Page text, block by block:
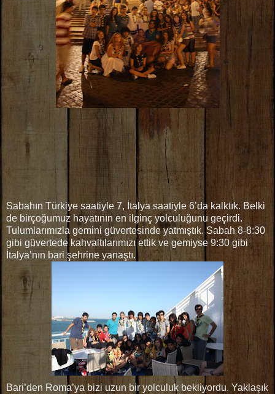
Sabahın Türkiye saatiyle 7, İtalya saatiyle 6’da kalktık. Belki
de birçoğumuz hayatının en ilginç yolculuğunu geçirdi.
Tulumlarımızla gemini güvertesinde yatmıştık. Sabah 8-8:30
gibi güvertede kahvaltılarımızı ettik ve gemiyse 9:30 gibi
İtalya’nın bari şehrine yanaştı.
Bari’den Roma’ya bizi uzun bir yolculuk bekliyordu. Yaklaşık